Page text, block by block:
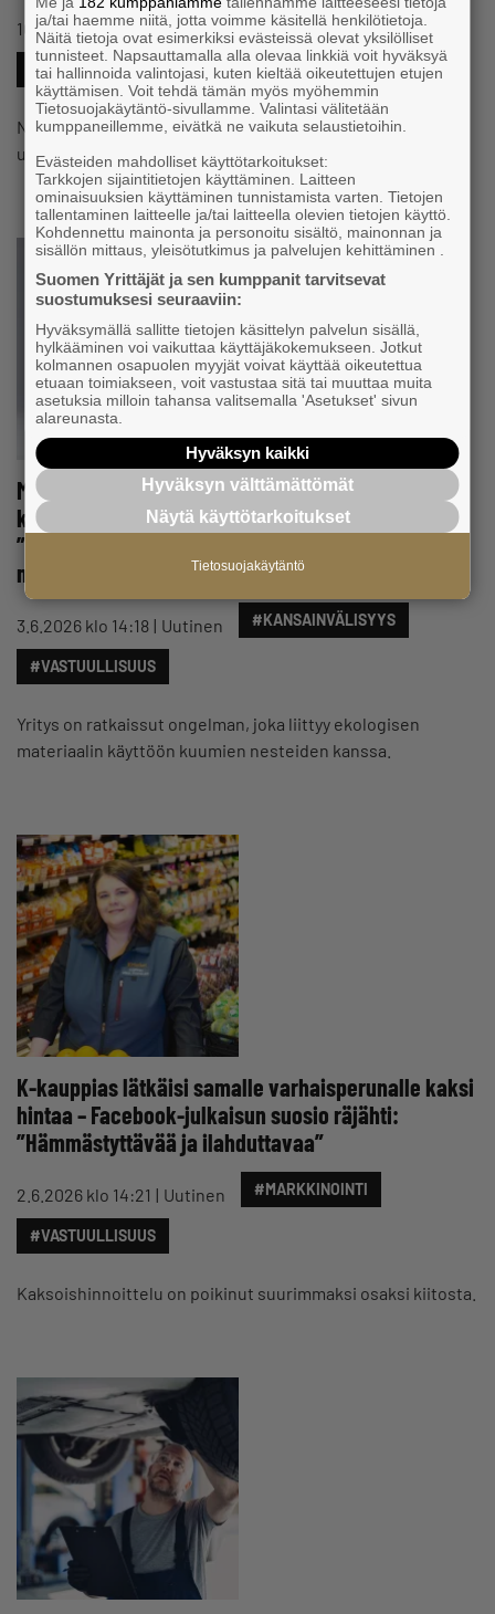
10.6.2026 klo 11:25 Uutinen #YKSINYRITTÄJÄT
#VASTUULLISUUS
Naisten vaatteita Suomessa valmistava yksinyrittäjä ei
uskalla vielä luottaa siihen, että suosio jatkuu.
Matti Salonojan yritys kehitti mullistavan
kartonkikannen, jota ei kannata myydä Suomeen:
”Luullaan, että on ekologista ajattelua, mutta ei
meillä oikeasti ole”
3.6.2026 klo 14:18 Uutinen #KANSAINVÄLISYYS
#VASTUULLISUUS
Yritys on ratkaissut ongelman, joka liittyy ekologisen
materiaalin käyttöön kuumien nesteiden kanssa.
K-kauppias lätkäisi samalle varhaisperunalle kaksi
hintaa – Facebook-julkaisun suosio räjähti:
”Hämmästyttävää ja ilahduttavaa”
2.6.2026 klo 14:21 Uutinen #MARKKINOINTI
#VASTUULLISUUS
Kaksoishinnoittelu on poikinut suurimmaksi osaksi kiitosta.
ja/tai haemme niitä, jotta voimme käsitellä henkilötietoja.
Näitä tietoja ovat esimerkiksi evästeissä olevat yksilölliset
tunnisteet. Napsauttamalla alla olevaa linkkiä voit hyväksyä
tai hallinnoida valintojasi, kuten kieltää oikeutettujen etujen
käyttämisen. Voit tehdä tämän myös myöhemmin
Tietosuojakäytäntö-sivullamme. Valintasi välitetään
kumppaneillemme, eivätkä ne vaikuta selaustietoihin.
Evästeiden mahdolliset käyttötarkoitukset:
Tarkkojen sijaintitietojen käyttäminen. Laitteen
ominaisuuksien käyttäminen tunnistamista varten. Tietojen
tallentaminen laitteelle ja/tai laitteella olevien tietojen käyttö.
Kohdennettu mainonta ja personoitu sisältö, mainonnan ja
sisällön mittaus, yleisötutkimus ja palvelujen kehittäminen .
Suomen Yrittäjät ja sen kumppanit tarvitsevat
suostumuksesi seuraaviin:
Hyväksymällä sallitte tietojen käsittelyn palvelun sisällä,
hylkääminen voi vaikuttaa käyttäjäkokemukseen. Jotkut
kolmannen osapuolen myyjät voivat käyttää oikeutettua
etuaan toimiakseen, voit vastustaa sitä tai muuttaa muita
asetuksia milloin tahansa valitsemalla 'Asetukset' sivun
alareunasta.
Hyväksyn kaikki
Hyväksyn välttämättömät
Näytä käyttötarkoitukset
Tietosuojakäytäntö